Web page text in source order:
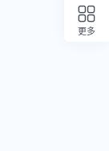
更多